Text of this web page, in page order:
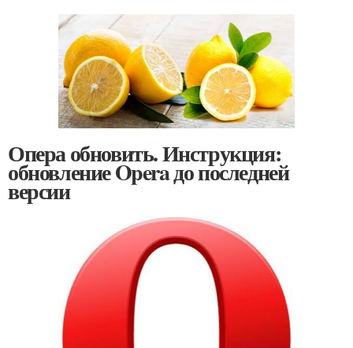
Опера обновить. Инструкция:
обновление Opera до последней
версии